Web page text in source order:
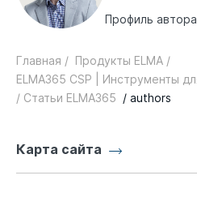
Профиль автора
Главная / Продукты ELMA /
ELMA365 CSP | Инструменты
/ Статьи ELMA365 / authors
Карта сайта